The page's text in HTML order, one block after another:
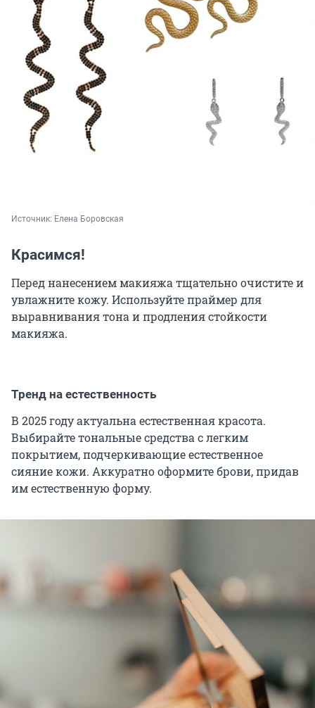
Источник: Елена Боровская
Красимся!
Перед нанесением макияжа тщательно очистите и
увлажните кожу. Используйте праймер для
выравнивания тона и продления стойкости
макияжа.
Тренд на естественность
В 2025 году актуальна естественная красота.
Выбирайте тональные средства с легким
покрытием, подчеркивающие естественное
сияние кожи. Аккуратно оформите брови, придав
им естественную форму.